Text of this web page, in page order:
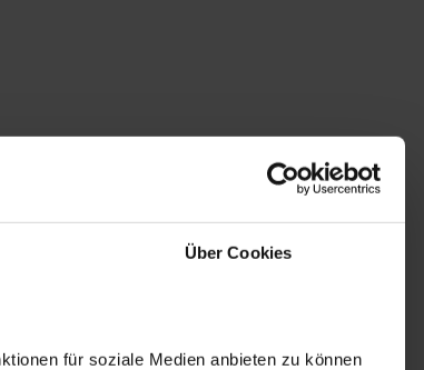
Über Cookies
für soziale Medien anbieten zu können